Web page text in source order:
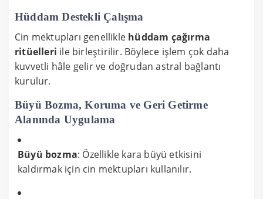
Hüddam Destekli Çalışma
Cin mektupları genellikle hüddam çağırma
ritüelleri ile birleştirilir. Böylece işlem çok daha
kuvvetli hâle gelir ve doğrudan astral bağlantı
kurulur.
Büyü Bozma, Koruma ve Geri Getirme
Alanında Uygulama
Büyü bozma: Özellikle kara büyü etkisini
kaldırmak için cin mektupları kullanılır.